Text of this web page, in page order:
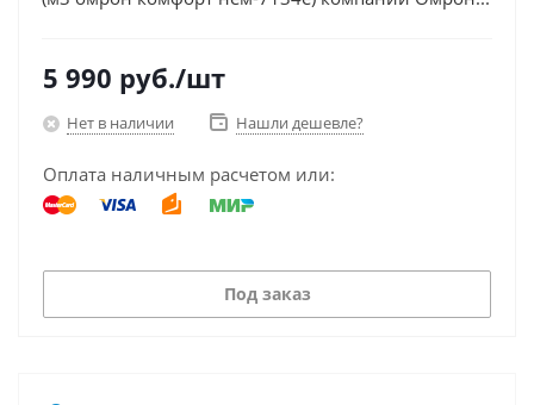
5 990 руб./шт
Нет в наличии Нашли дешевле?
Оплата наличным расчетом или:
Под заказ